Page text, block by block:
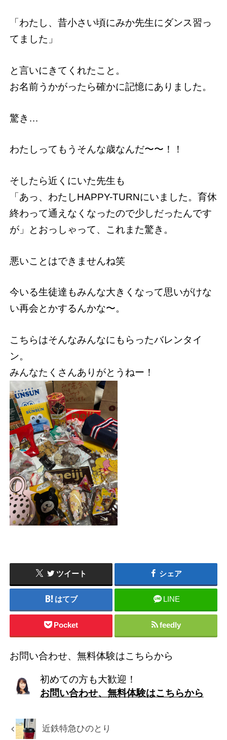
「わたし、昔小さい頃にみか先生にダンス習っ
てました」
と言いにきてくれたこと。
お名前うかがったら確かに記憶にありました。
驚き…
わたしってもうそんな歳なんだ〜〜！！
そしたら近くにいた先生も
「あっ、わたしHAPPY-TURNにいました。育休
終わって通えなくなったので少しだったんです
が」とおっしゃって、これまた驚き。
悪いことはできませんね笑
今いる生徒達もみんな大きくなって思いがけな
い再会とかするんかな〜。
こちらはそんなみんなにもらったバレンタイ
ン。
みんなたくさんありがとうねー！
ツイート シェア
はてブ LINE
Pocket feedly
お問い合わせ、無料体験はこちらから
初めての方も大歓迎！
お問い合わせ、無料体験はこちらから
近鉄特急ひのとり